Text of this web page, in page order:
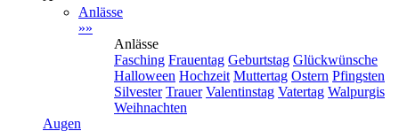
Anlässe
»»
Anlässe
Fasching Frauentag Geburtstag Glückwünsche
Halloween Hochzeit Muttertag Ostern Pfingsten
Silvester Trauer Valentinstag Vatertag Walpurgis
Weihnachten
Augen